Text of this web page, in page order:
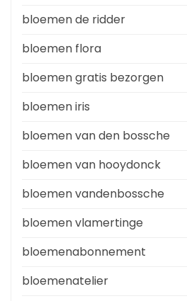
bloemen de ridder
bloemen flora
bloemen gratis bezorgen
bloemen iris
bloemen van den bossche
bloemen van hooydonck
bloemen vandenbossche
bloemen vlamertinge
bloemenabonnement
bloemenatelier